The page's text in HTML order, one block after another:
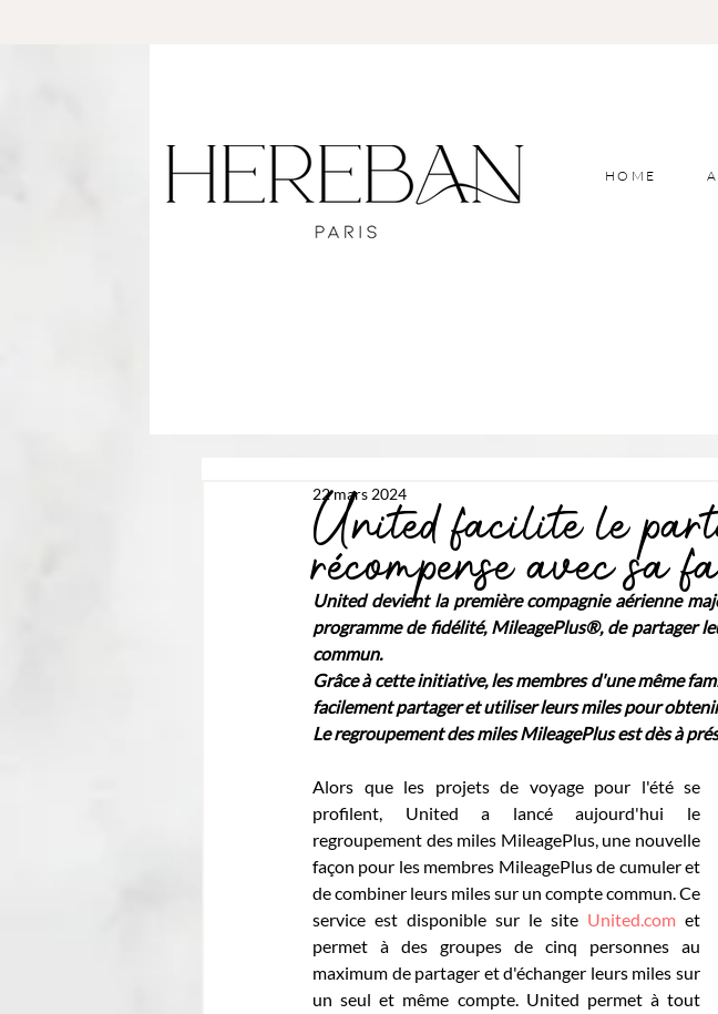
HOME
United facilite le
récompense avec sa
22 mars 2024
United devient la première compagnie aérienne
programme de fidélité, MileagePlus®, de partager
commun.
Grâce à cette initiative, les membres d'une même
facilement partager et utiliser leurs miles pour
Le regroupement des miles MileagePlus est dès à
Alors que les projets de voyage pour l'été se
profilent, United a lancé aujourd'hui le
regroupement des miles MileagePlus, une nouvelle
façon pour les membres MileagePlus de cumuler et
de combiner leurs miles sur un compte commun. Ce
service est disponible sur le site United.com et
permet à des groupes de cinq personnes au
maximum de partager et d'échanger leurs miles sur
un seul et même compte. United permet à tout